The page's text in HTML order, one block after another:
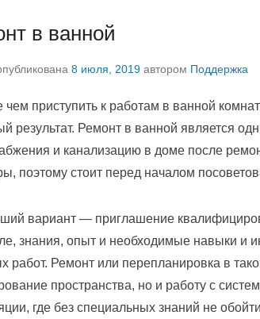
в ванной
8 июля, 2019 автором Поддержка
чем приступить к работам в ванной
результат. Ремонт в ванной является
и канализацию в доме после
поэтому стоит перед началом
вариант — приглашение
знания, опыт и необходимые навыки и
работ. Ремонт или перепланировка в
пространства, но и работу с
где без специальных знаний не